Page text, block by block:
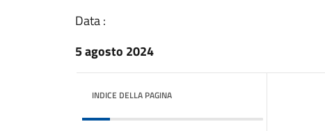
Data :
5 agosto 2024
INDICE DELLA PAGINA